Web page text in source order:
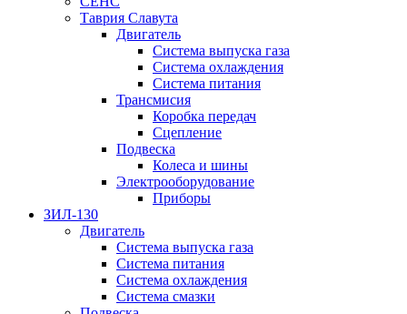
Таврия Славута
Двигатель
Система выпуска газа
Система охлаждения
Система питания
Трансмисия
Коробка передач
Сцепление
Подвеска
Колеса и шины
Электрооборудование
Приборы
ЗИЛ-130
Двигатель
Система выпуска газа
Система питания
Система охлаждения
Система смазки